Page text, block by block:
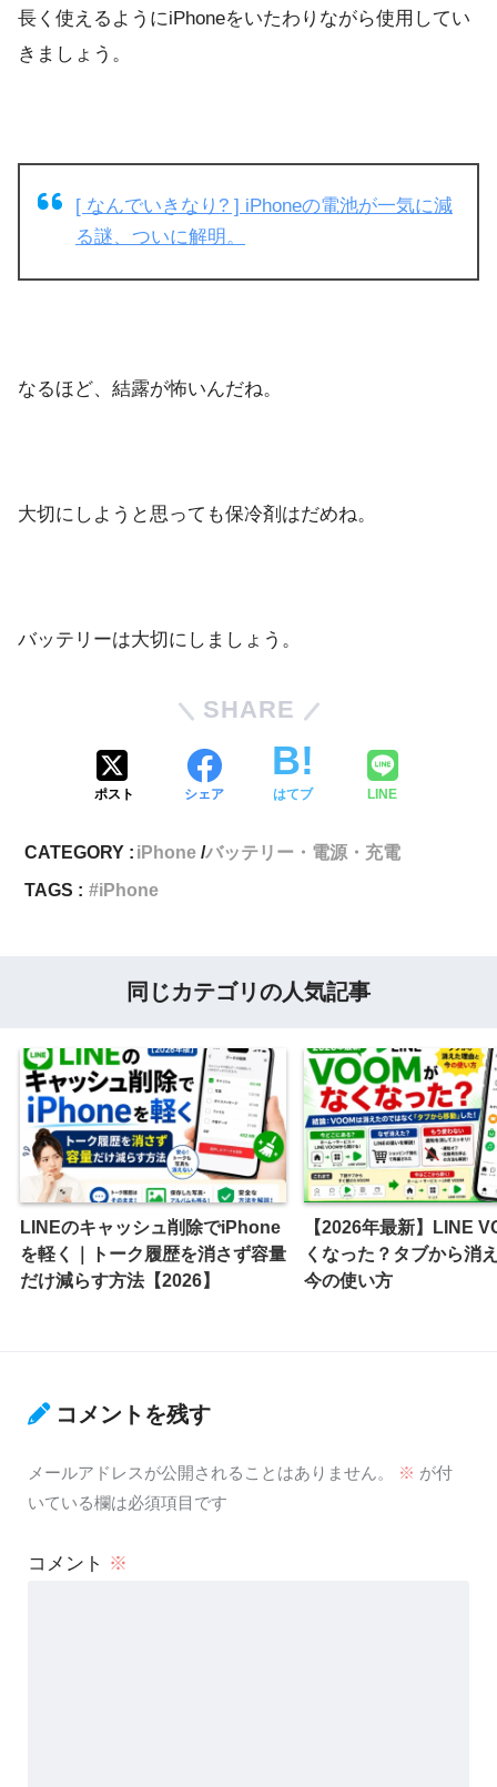
長く使えるようにiPhoneをいたわりながら使用してい
きましょう。
[ なんでいきなり? ] iPhoneの電池が一気に減
る謎、ついに解明。
なるほど、結露が怖いんだね。
大切にしようと思っても保冷剤はだめね。
バッテリーは大切にしましょう。
SHARE
ポスト シェア はてブ LINE
CATEGORY : iPhone バッテリー・電源・充電
TAGS :
iPhone
同じカテゴリの人気記事
LINEのキャッシュ削除でiPhone
を軽く｜トーク履歴を消さず容量
だけ減らす方法【2026】
【2026年最新】LINE
くなった？タブから消
今の使い方
コメントを残す
メールアドレスが公開されることはありません。 ※ が付
いている欄は必須項目です
コメント ※